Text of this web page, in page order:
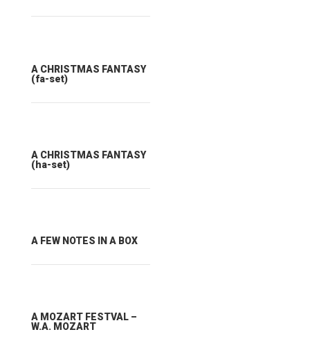
A CHRISTMAS FANTASY
(fa-set)
A CHRISTMAS FANTASY
(ha-set)
A FEW NOTES IN A BOX
A MOZART FESTVAL –
W.A. MOZART